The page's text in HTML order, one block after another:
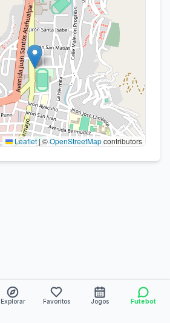
Leaflet|©OpenStreetMapcontributors
Explorar Favoritos Jogos Futebot